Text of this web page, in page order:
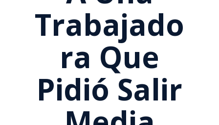
Trabajado
Ra Que
Pidió Salir